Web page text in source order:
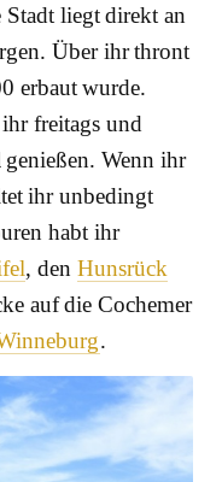
Stadt liegt direkt an
Über ihr thront
erbaut wurde.
freitags und
genießen. Wenn ihr
ihr unbedingt
habt ihr
, den Hunsrück
auf die Cochemer
.